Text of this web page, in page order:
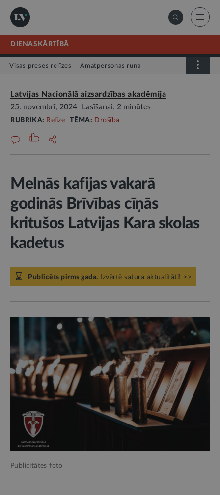
DIENASKĀRTĪBĀ
Visas preses relīzes Amatpersonas runa
Latvijas Nacionālā aizsardzības akadēmija
25. novembrī, 2024
Lasīšanai: 2 minūtes
RUBRIKA: Relīze TĒMA: Drošība
Melnās kafijas vakarā
godinās Brīvības cīņās
kritušos Latvijas Kara skolas
kadetus
Publicēts pirms gada. Izvērtē satura aktualitāti! >>
Publicitātes foto